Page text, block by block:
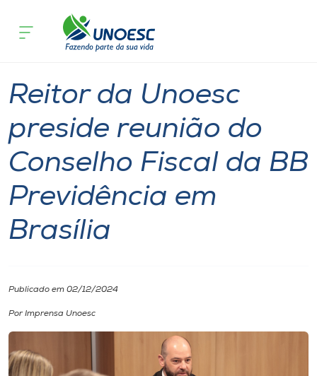
Cursos
Atendimento ao Estudante
Portal de Ensino
Internacionalização
I.nova
Reitoria
Reitor da Unoesc
preside reunião do
Conselho Fiscal da BB
Previdência em
Brasília
Publicado em 02/12/2024
Por Imprensa Unoesc